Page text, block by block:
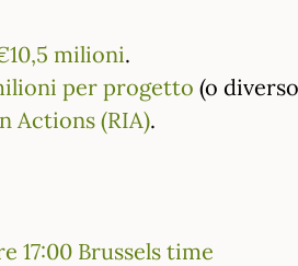
milioni.
per progetto (o
Actions (RIA).
17:00 Brussels time